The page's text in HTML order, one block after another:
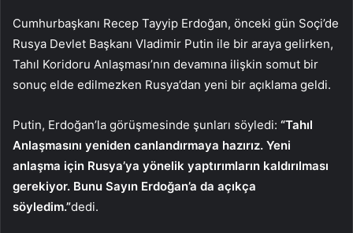
Cumhurbaşkanı Recep Tayyip Erdoğan, önceki gün Soçi’de
Rusya Devlet Başkanı Vladimir Putin ile bir araya gelirken,
Tahıl Koridoru Anlaşması’nın devamına ilişkin somut bir
sonuç elde edilmezken Rusya’dan yeni bir açıklama geldi.
Putin, Erdoğan’la görüşmesinde şunları söyledi: “Tahıl
Anlaşmasını yeniden canlandırmaya hazırız. Yeni
anlaşma için Rusya’ya yönelik yaptırımların kaldırılması
gerekiyor. Bunu Sayın Erdoğan’a da açıkça
söyledim.”dedi.